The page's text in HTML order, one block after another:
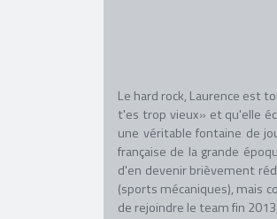
Le hard rock, Laurence est
t'es trop vieux» et qu'elle
une véritable fontaine de
française de la grande
d'en devenir brièvement
(sports mécaniques), mais
de rejoindre le team fin